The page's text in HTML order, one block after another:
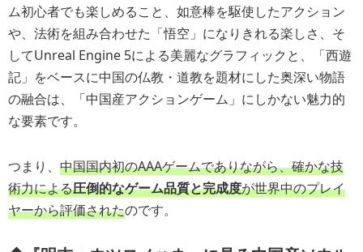
ム初心者でも楽しめること、如意棒を駆使したアクション
や、法術を組み合わせた「悟空」になりきれる楽しさ、そ
してUnreal Engine 5による美麗なグラフィックと、「西遊
記」をベースに中国の仏教・道教を題材にした奥深い物語
の融合は、「中国産アクションゲーム」にしかない魅力的
な要素です。
つまり、 中国国内初のAAAゲームでありながら、確かな技
術力による圧倒的なゲーム品質と完成度が世界中のプレイ
ヤーから評価されたのです。